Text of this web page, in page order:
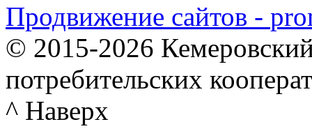
Продвижение сайтов -
© 2015-2026
потребительских
^ Наверх